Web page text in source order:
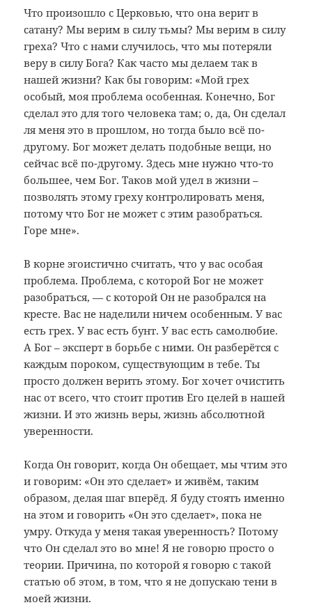
Что произошло с Церковью, что она верит в
сатану? Мы верим в силу тьмы? Мы верим в силу
греха? Что с нами случилось, что мы потеряли
веру в силу Бога? Как часто мы делаем так в
нашей жизни? Как бы говорим: «Мой грех
особый, моя проблема особенная. Конечно, Бог
сделал это для того человека там; о, да, Он сделал
ля меня это в прошлом, но тогда было всё по-
другому. Бог может делать подобные вещи, но
сейчас всё по-другому. Здесь мне нужно что-то
большее, чем Бог. Таков мой удел в жизни –
позволять этому греху контролировать меня,
потому что Бог не может с этим разобраться.
Горе мне».
В корне эгоистично считать, что у вас особая
проблема. Проблема, с которой Бог не может
разобраться, — с которой Он не разобрался на
кресте. Вас не наделили ничем особенным. У вас
есть грех. У вас есть бунт. У вас есть самолюбие.
А Бог – эксперт в борьбе с ними. Он разберётся с
каждым пороком, существующим в тебе. Ты
просто должен верить этому. Бог хочет очистить
нас от всего, что стоит против Его целей в нашей
жизни. И это жизнь веры, жизнь абсолютной
уверенности.
Когда Он говорит, когда Он обещает, мы чтим это
и говорим: «Он это сделает» и живём, таким
образом, делая шаг вперёд. Я буду стоять именно
на этом и говорить «Он это сделает», пока не
умру. Откуда у меня такая уверенность? Потому
что Он сделал это во мне! Я не говорю просто о
теории. Причина, по которой я говорю с такой
статью об этом, в том, что я не допускаю тени в
моей жизни.